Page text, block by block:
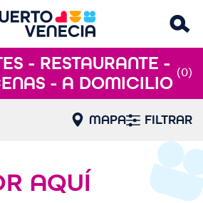
- RESTAURANTE -
- A DOMICILIO (0)
MAPA FILTRAR
AQUÍ